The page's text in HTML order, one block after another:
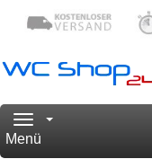
Navigation
Menü